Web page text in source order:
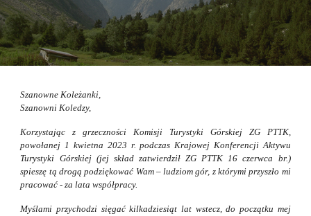
Szanowne Koleżanki,
Szanowni Koledzy,
Korzystając z grzeczności Komisji Turystyki Górskiej ZG PTTK,
powołanej 1 kwietna 2023 r. podczas Krajowej Konferencji Aktywu
Turystyki Górskiej (jej skład zatwierdził ZG PTTK 16 czerwca br.)
spieszę tą drogą podziękować Wam – ludziom gór, z którymi przyszło mi
pracować - za lata współpracy.
Myślami przychodzi sięgać kilkadziesiąt lat wstecz, do początku mej